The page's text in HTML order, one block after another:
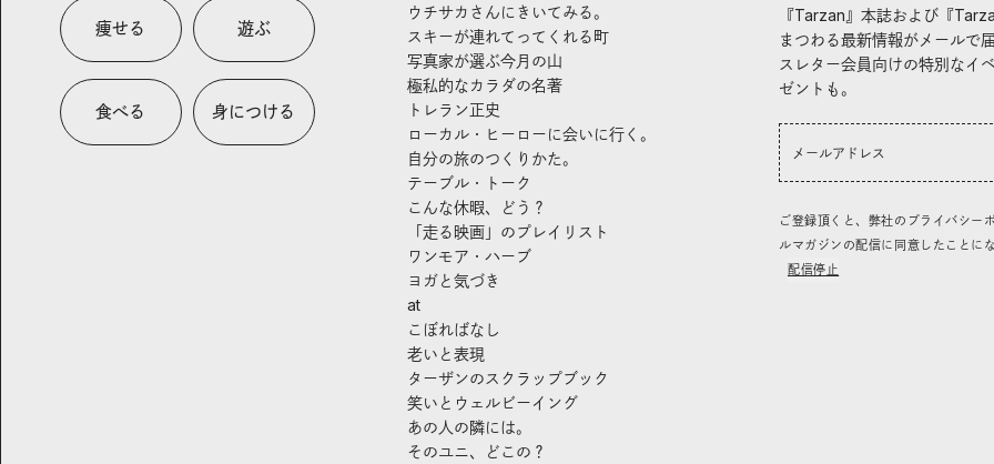
痩せる 遊ぶ
食べる 身につける
ウチサカさんにきいてみる。
スキーが連れてってくれる町
写真家が選ぶ今月の山
極私的なカラダの名著
トレラン正史
ローカル・ヒーローに会いに行く。
自分の旅のつくりかた。
テーブル・トーク
こんな休暇、どう？
「走る映画」のプレイリスト
ワンモア・ハーブ
ヨガと気づき
at
こぼればなし
老いと表現
ターザンのスクラップブック
笑いとウェルビーイング
あの人の隣には。
そのユニ、どこの？
『Tarzan』本誌および『
まつわる最新情報がメールで
スレター会員向けの特別なイ
ゼントも。
ご登録頂くと、弊社のプライバシー
ルマガジンの配信に同意したことに
配信停止